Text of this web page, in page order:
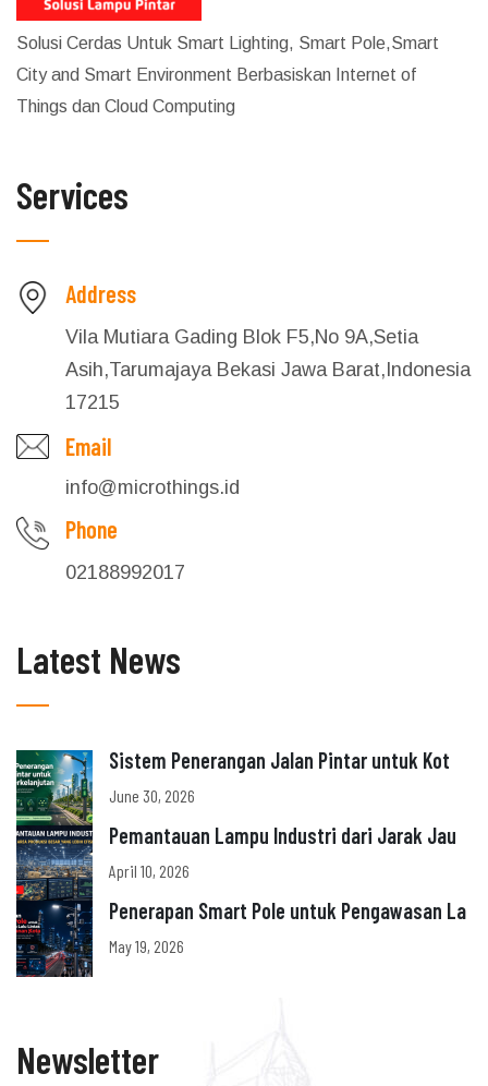
Solusi Cerdas Untuk Smart Lighting, Smart Pole,Smart
City and Smart Environment Berbasiskan Internet of
Things dan Cloud Computing
Services
Address
Vila Mutiara Gading Blok F5,No 9A,Setia
Asih,Tarumajaya Bekasi Jawa Barat,Indonesia
17215
Email
info@microthings.id
Phone
02188992017
Latest News
Sistem Penerangan Jalan Pintar untuk Kot
June 30, 2026
Pemantauan Lampu Industri dari Jarak Jau
April 10, 2026
Penerapan Smart Pole untuk Pengawasan La
May 19, 2026
Newsletter